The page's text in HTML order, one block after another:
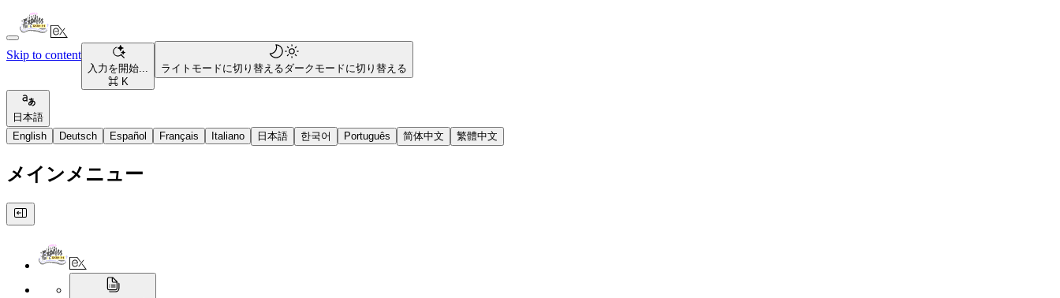
Skip to content
入力を開始...
⌘ K
ライトモードに切り替えるダークモードに切り替える
日本語
English
Deutsch Español Français Italiano 日本語 한국어 Português 简体中文 繁體中文
メインメニュー